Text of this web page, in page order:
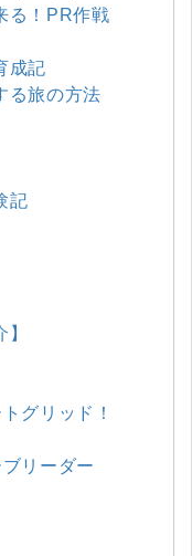
る！PR作戦
成記
る旅の方法
記
グリッド！
リーダー